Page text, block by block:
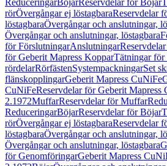
ReduceringarBöjarReservdelar för Böjar
rörÖvergångar ej löstagbaraReservdelar
löstagbaraÖvergångar och anslutningar,
Övergångar och anslutningar, löstagbara
för FörslutningarAnslutningar
för Geberit Mapress KopparTätningar för
rördelarRörfästenSystempackningarSet
flänskopplingarGeberit Mapress CuNiFe
CuNiFeReservdelar för Geberit Mapress
2.1972MuffarReservdelar för Muffar
ReduceringarBöjarReservdelar för Böjar
rörÖvergångar ej löstagbaraReservdelar
löstagbaraÖvergångar och anslutningar,
Övergångar och anslutningar, löstagbara
för GenomföringarGeberit Mapress